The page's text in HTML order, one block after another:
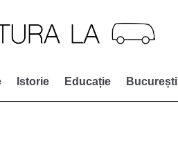
Istorie Educație București